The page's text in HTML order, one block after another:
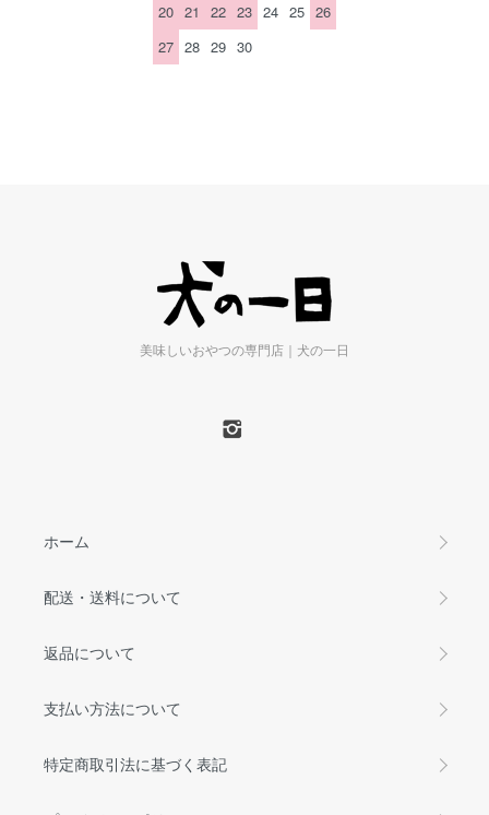
20 21 22 23 24 25 26
27 28 29 30
美味しいおやつの専門店｜犬の一日
ホーム
配送・送料について
返品について
支払い方法について
特定商取引法に基づく表記